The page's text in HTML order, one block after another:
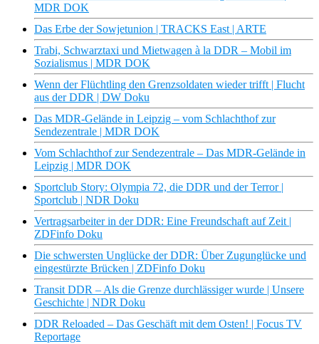
MDR DOK
Das Erbe der Sowjetunion | TRACKS East | ARTE
Trabi, Schwarztaxi und Mietwagen à la DDR – Mobil im
Sozialismus | MDR DOK
Wenn der Flüchtling den Grenzsoldaten wieder trifft | Flucht
aus der DDR | DW Doku
Das MDR-Gelände in Leipzig – vom Schlachthof zur
Sendezentrale | MDR DOK
Vom Schlachthof zur Sendezentrale – Das MDR-Gelände in
Leipzig | MDR DOK
Sportclub Story: Olympia 72, die DDR und der Terror |
Sportclub | NDR Doku
Vertragsarbeiter in der DDR: Eine Freundschaft auf Zeit |
ZDFinfo Doku
Die schwersten Unglücke der DDR: Über Zugunglücke und
eingestürzte Brücken | ZDFinfo Doku
Transit DDR – Als die Grenze durchlässiger wurde | Unsere
Geschichte | NDR Doku
DDR Reloaded – Das Geschäft mit dem Osten! | Focus TV
Reportage